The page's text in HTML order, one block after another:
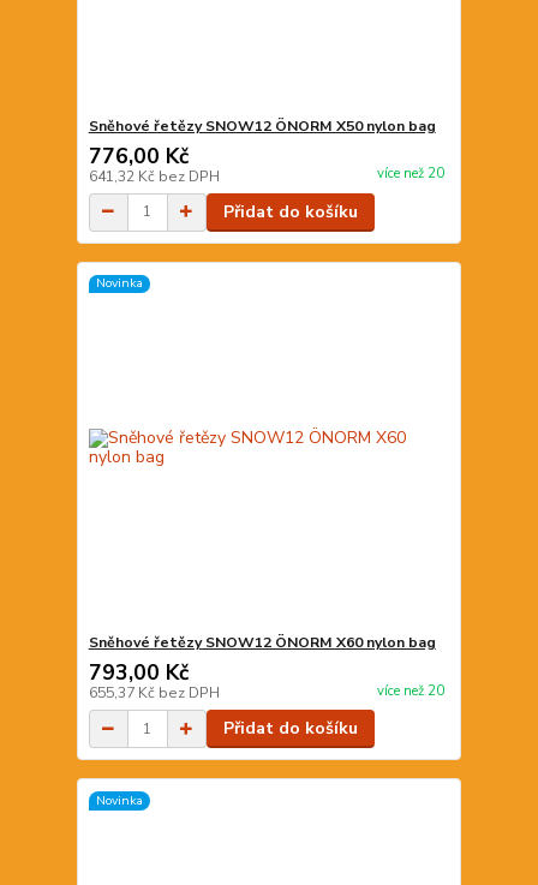
Sněhové řetězy SNOW12 ÖNORM X50 nylon bag
776,00 Kč
641,32 Kč bez DPH více než 20
Přidat do košíku
Novinka
Sněhové řetězy SNOW12 ÖNORM X60 nylon bag
793,00 Kč
655,37 Kč bez DPH více než 20
Přidat do košíku
Novinka